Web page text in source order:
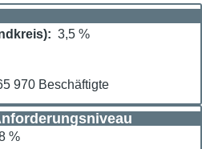
3,5 %
970 Beschäftigte
%